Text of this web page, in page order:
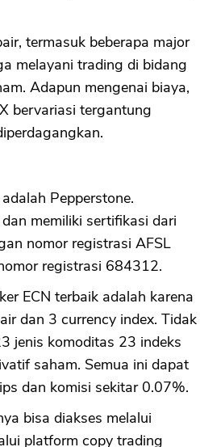
termasuk beberapa major
melayani trading di bidang
Adapun mengenai biaya,
bervariasi tergantung
Pepperstone.
memiliki sertifikasi dari
nomor registrasi AFSL
registrasi 684312.
ECN terbaik adalah karena
dan 3 currency index. Tidak
jenis komoditas 23 indeks
saham. Semua ini dapat
dan komisi sekitar 0.07%.
bisa diakses melalui
platform copy trading